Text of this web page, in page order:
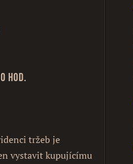
hod.
tržeb je
vystavit kupujícímu